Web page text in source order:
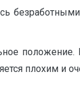
положение.
плохим и